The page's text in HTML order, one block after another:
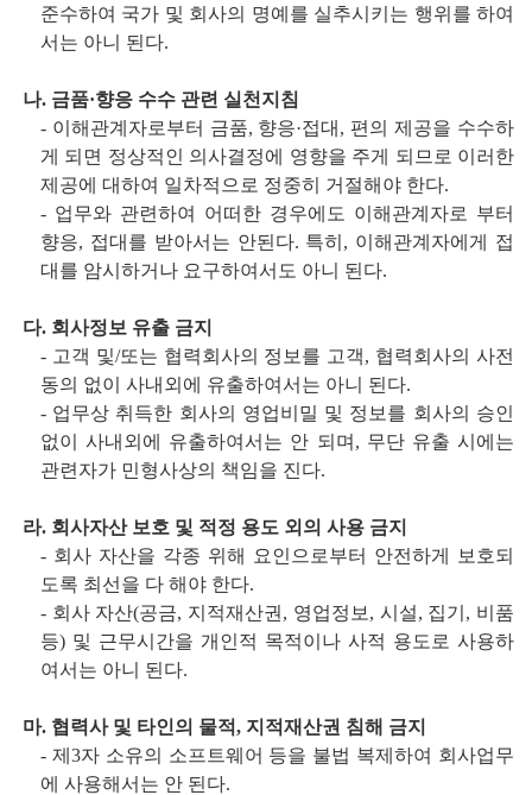
준수하여 국가 및 회사의 명예를 실추시키는 행위를 하여
서는 아니 된다.
나. 금품·향응 수수 관련 실천지침
- 이해관계자로부터 금품, 향응·접대 , 편의 제공을 수수하
게 되면 정상적인 의사결정에 영향을 주게 되므로 이러한
제공에 대하여 일차적으로 정중히 거절해야 한다.
- 업무와 관련하여 어떠한 경우에도 이해관계자로 부터
향응, 접대를 받아서는 안된다. 특히 , 이해관계자에게 접
대를 암시하거나 요구하여서도 아니 된다.
다. 회사정보 유출 금지
- 고객 및/또는 협력회사의 정보를 고객, 협력회사의 사전
동의 없이 사내외에 유출하여서는 아니 된다.
- 업무상 취득한 회사의 영업비밀 및 정보를 회사의 승인
없이 사내외에 유출하여서는 안 되며 , 무단 유출 시에는
관련자가 민형사상의 책임을 진다.
라. 회사자산 보호 및 적정 용도 외의 사용 금지
- 회사 자산을 각종 위해 요인으로부터 안전하게 보호되
도록 최선을 다 해야 한다.
- 회사 자산(공금, 지적재산권 , 영업정보 , 시설, 집기 , 비품
등) 및 근무시간을 개인적 목적이나 사적 용도로 사용하
여서는 아니 된다.
마. 협력사 및 타인의 물적, 지적재산권 침해 금지
- 제 3자 소유의 소프트웨어 등을 불법 복제하여 회사업무
에 사용해서는 안 된다.